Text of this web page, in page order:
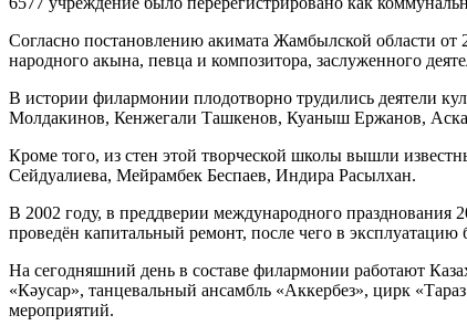
Согласно постановлению акимата Жамбылской области от
народного акына, певца и композитора, заслуженного
В истории филармонии плодотворно трудились деятели
Молдакинов, Кенжегали Ташкенов, Куаныш Ержанов,
Кроме того, из стен этой творческой школы вышли
Сейдуалиева, Мейрамбек Беспаев, Индира Расылхан.
В 2002 году, в преддверии международного
проведён капитальный ремонт, после чего в
На сегодняшний день в составе филармонии работают
«Кәусар», танцевальный ансамбль «Аккербез», цирк
мероприятий.